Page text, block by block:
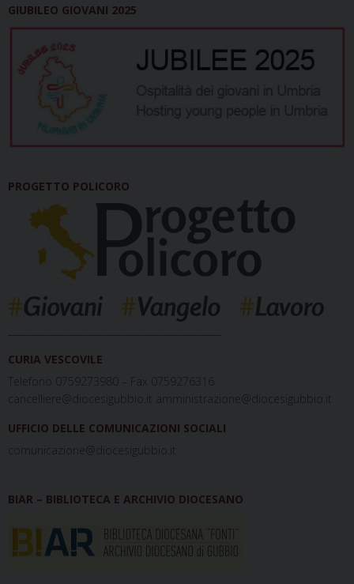
GIUBILEO GIOVANI 2025
PROGETTO POLICORO
CURIA VESCOVILE
Telefono 0759273980 – Fax 0759276316
cancelliere@diocesigubbio.it amministrazione@diocesigubbio.it
UFFICIO DELLE COMUNICAZIONI SOCIALI
comunicazione@diocesigubbio.it
BIAR – BIBLIOTECA E ARCHIVIO DIOCESANO